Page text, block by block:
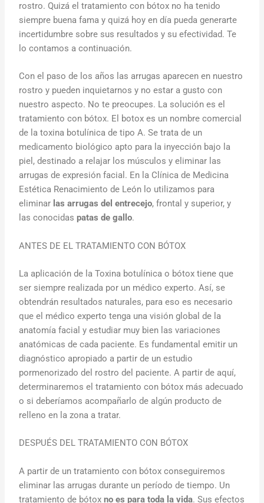
rostro. Quizá el tratamiento con bótox no ha tenido
siempre buena fama y quizá hoy en día pueda generarte
incertidumbre sobre sus resultados y su efectividad. Te
lo contamos a continuación.
Con el paso de los años las arrugas aparecen en nuestro
rostro y pueden inquietarnos y no estar a gusto con
nuestro aspecto. No te preocupes. La solución es el
tratamiento con bótox. El botox es un nombre comercial
de la toxina botulínica de tipo A. Se trata de un
medicamento biológico apto para la inyección bajo la
piel, destinado a relajar los músculos y eliminar las
arrugas de expresión facial. En la Clínica de Medicina
Estética Renacimiento de León lo utilizamos para
eliminar las arrugas del entrecejo, frontal y superior, y
las conocidaspatas de gallo.
ANTES DE EL TRATAMIENTO CON BÓTOX
La aplicación de la Toxina botulínica o bótox tiene que
ser siempre realizada por un médico experto. Así, se
obtendrán resultados naturales, para eso es necesario
que el médico experto tenga una visión global de la
anatomía facial y estudiar muy bien las variaciones
anatómicas de cada paciente. Es fundamental emitir un
diagnóstico apropiado a partir de un estudio
pormenorizado del rostro del paciente. A partir de aquí,
determinaremos el tratamiento con bótox más adecuado
o si deberíamos acompañarlo de algún producto de
relleno en la zona a tratar.
DESPUÉS DEL TRATAMIENTO CON BÓTOX
A partir de un tratamiento con bótox conseguiremos
eliminar las arrugas durante un período de tiempo. Un
tratamiento de bótoxno es para toda la vida. Sus efectos